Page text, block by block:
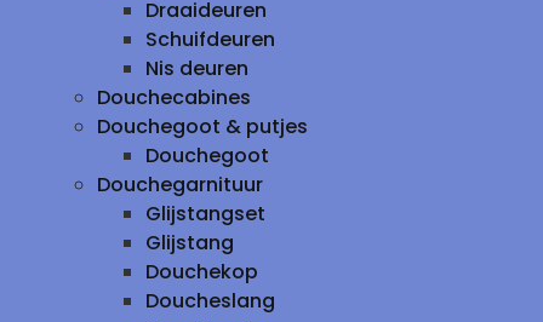
Draaideuren
Schuifdeuren
Nis deuren
Douchecabines
Douchegoot & putjes
Douchegoot
Douchegarnituur
Glijstangset
Glijstang
Douchekop
Doucheslang